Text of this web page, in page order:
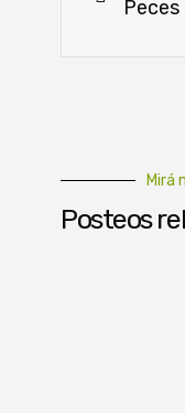
Mirá
Posteos